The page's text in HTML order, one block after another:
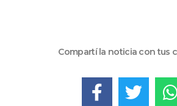
Compartí la noticia con tus